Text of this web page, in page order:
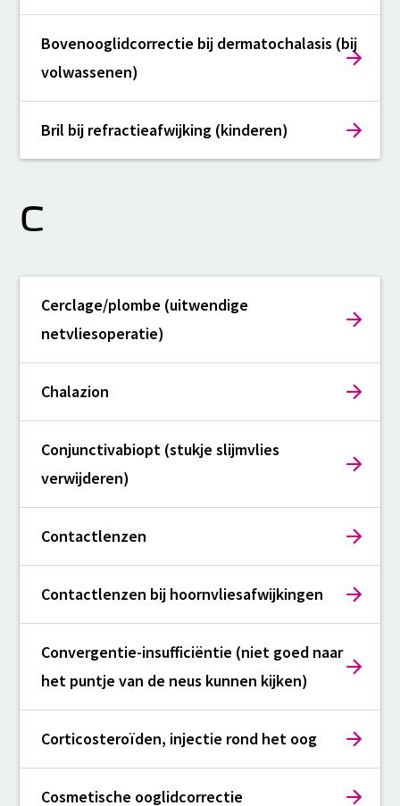
Bovenooglidcorrectie bij dermatochalasis (bij
volwassenen)
Bril bij refractieafwijking (kinderen)
C
Cerclage/plombe (uitwendige
netvliesoperatie)
Chalazion
Conjunctivabiopt (stukje slijmvlies
verwijderen)
Contactlenzen
Contactlenzen bij hoornvliesafwijkingen
Convergentie-insufficiëntie (niet goed naar
het puntje van de neus kunnen kijken)
Corticosteroïden, injectie rond het oog
Cosmetische ooglidcorrectie